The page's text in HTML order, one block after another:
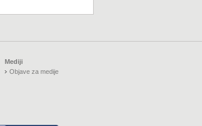
Mediji
Objave za medije